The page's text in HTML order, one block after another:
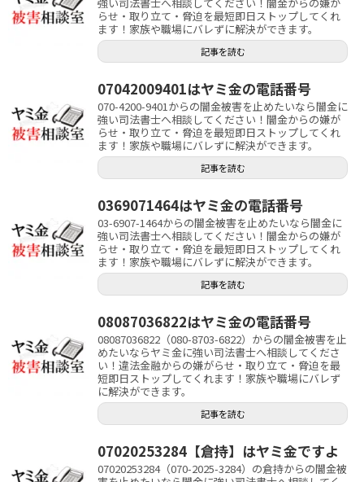
らせ・取り立て・脅迫を最短即日ストップしてくれ
ます！家族や職場にバレずに解決ができます。
記事を読む
07042009401はヤミ金の電話番号
070-4200-9401からの闇金被害を止めたいなら闇金に
強い司法書士へ相談してください！闇金からの嫌が
らせ・取り立て・脅迫を最短即日ストップしてくれ
ます！家族や職場にバレずに解決ができます。
記事を読む
0369071464はヤミ金の電話番号
03-6907-1464からの闇金被害を止めたいなら闇金に
強い司法書士へ相談してください！闇金からの嫌が
らせ・取り立て・脅迫を最短即日ストップしてくれ
ます！家族や職場にバレずに解決ができます。
記事を読む
08087036822はヤミ金の電話番号
08087036822（080-8703-6822）からの闇金被害を止
めたいならヤミ金に強い司法書士へ相談してくださ
い！違法金融からの嫌がらせ・取り立て・脅迫を最
短即日ストップしてくれます！家族や職場にバレず
に解決ができます。
記事を読む
07020253284【倉持】はヤミ金ですよ
07020253284（070-2025-3284）の倉持からの闇金被